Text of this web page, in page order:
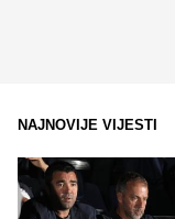
NAJNOVIJE VIJESTI